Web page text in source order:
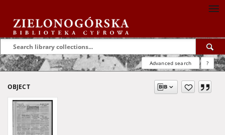
Advanced search ?
OBJECT